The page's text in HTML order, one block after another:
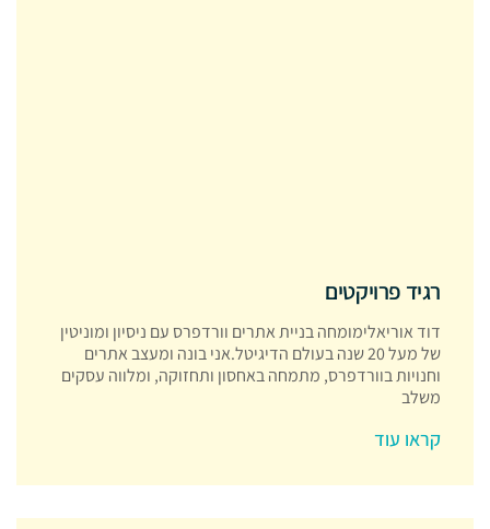
רגיד פרויקטים
דוד אוריאלימומחה בניית אתרים וורדפרס עם ניסיון ומוניטין
של מעל 20 שנה בעולם הדיגיטל.אני בונה ומעצב אתרים
וחנויות בוורדפרס, מתמחה באחסון ותחזוקה, ומלווה עסקים
משלב
קראו עוד